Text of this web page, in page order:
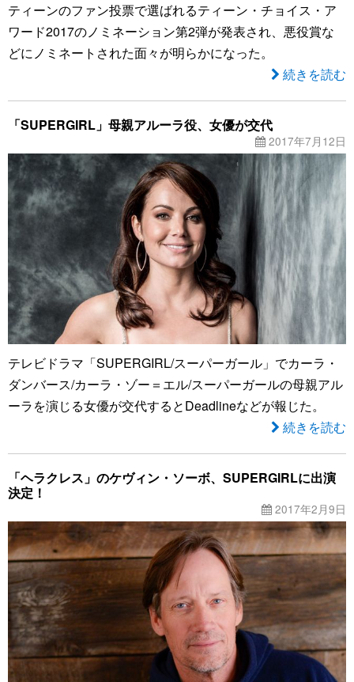
ティーンのファン投票で選ばれるティーン・チョイス・ア
ワード2017のノミネーション第2弾が発表され、悪役賞な
どにノミネートされた面々が明らかになった。
続きを読む
「SUPERGIRL」母親アルーラ役、女優が交代
2017年7月12日
テレビドラマ「SUPERGIRL/スーパーガール」でカーラ・
ダンバース/カーラ・ゾー＝エル/スーパーガールの母親アル
ーラを演じる女優が交代するとDeadlineなどが報じた。
続きを読む
「ヘラクレス」のケヴィン・ソーボ、SUPERGIRLに出演
決定！
2017年2月9日